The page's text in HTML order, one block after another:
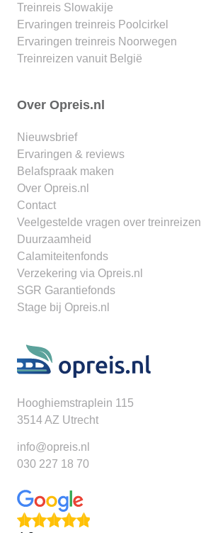
Treinreis Slowakije
Ervaringen treinreis Poolcirkel
Ervaringen treinreis Noorwegen
Treinreizen vanuit België
Over Opreis.nl
Nieuwsbrief
Ervaringen & reviews
Belafspraak maken
Over Opreis.nl
Contact
Veelgestelde vragen over treinreizen
Duurzaamheid
Calamiteitenfonds
Verzekering via Opreis.nl
SGR Garantiefonds
Stage bij Opreis.nl
Hooghiemstraplein 115
3514 AZ Utrecht
info@opreis.nl
030 227 18 70